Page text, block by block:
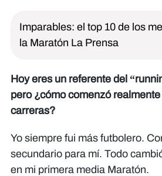
Imparables: el top 10 de los
la Maratón La Prensa
Hoy eres un referente del
pero ¿cómo comenzó
carreras?
Yo siempre fui más futbolero.
secundario para mí. Todo
en mi primera media Maratón.